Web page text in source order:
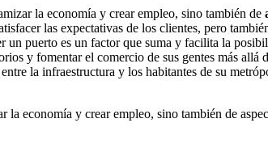
la economía y crear empleo, sino también de
las expectativas de los clientes, pero
un puerto es un factor que suma y facilita la
y fomentar el comercio de sus gentes más
la infraestructura y los habitantes de su
economía y crear empleo, sino también de